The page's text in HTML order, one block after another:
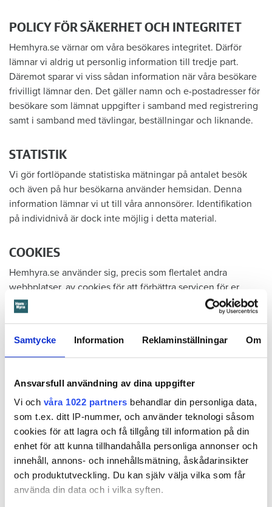
Samtycke Information Reklaminställningar Om
Ansvarsfull användning av dina uppgifter
Vi och våra 1022 partners behandlar din personliga data,
som t.ex. ditt IP-nummer, och använder teknologi såsom
cookies för att lagra och få tillgång till information på din
enhet för att kunna tillhandahålla personliga annonser och
innehåll, annons- och innehållsmätning, åskådarinsikter
och produktutveckling. Du kan själv välja vilka som får
använda din data och i vilka syften.
POLICY FÖR SÄKERHET OCH INTEGRITET
Hemhyra.se värnar om våra besökares integritet. Därför
lämnar vi aldrig ut personlig information till tredje part.
Däremot sparar vi viss sådan information när våra besökare
frivilligt lämnar den. Det gäller namn och e-postadresser för
besökare som lämnat uppgifter i samband med registrering
samt i samband med tävlingar, beställningar och liknande.
STATISTIK
Vi gör fortlöpande statistiska mätningar på antalet besök
och även på hur besökarna använder hemsidan. Denna
information lämnar vi ut till våra annonsörer. Identifikation
på individnivå är dock inte möjlig i detta material.
COOKIES
Hemhyra.se använder sig, precis som flertalet andra
webbplatser, av cookies för att förbättra servicen för er
besökare. Läs mer om cookies
ALLMÄNT
Policyn gäller från januari 2010. Om den ändras efter detta
policy besvaras avSusanna Skarrie. Vi hoppas att du ska ha
nytta och glädje av Hem & Hyra, både som papperstidning
och på webben.
Har du synpunkter på innehållet? Hör gärna av dig!
TALTIDNING:
Hem & Hyra finns även som taltidning. För att få